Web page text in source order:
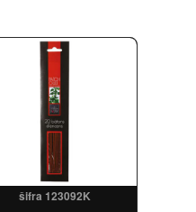
šifra 123092K